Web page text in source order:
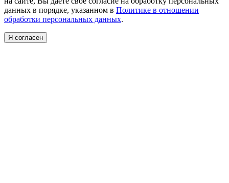
данных в порядке, указанном в Политике в отношении
обработки персональных данных.
Я согласен